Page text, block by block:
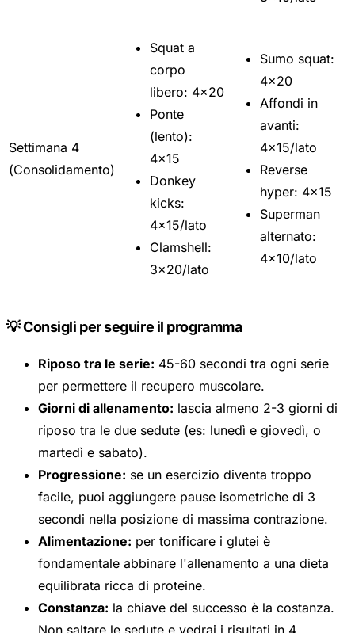
Settimana 4
(Consolidamento)
Squat a
corpo
libero: 4x20
Ponte
(lento):
4x15
Donkey
kicks:
4x15/lato
Clamshell:
3x20/lato
Sumo squat:
4x20
Affondi in
avanti:
4x15/lato
Reverse
hyper: 4x15
Superman
alternato:
4x10/lato
💡 Consigli per seguire il programma
Riposo tra le serie: 45-60 secondi tra ogni serie
per permettere il recupero muscolare.
Giorni di allenamento: lascia almeno 2-3 giorni di
riposo tra le due sedute (es: lunedì e giovedì, o
martedì e sabato).
Progressione: se un esercizio diventa troppo
facile, puoi aggiungere pause isometriche di 3
secondi nella posizione di massima contrazione.
Alimentazione: per tonificare i glutei è
fondamentale abbinare l'allenamento a una dieta
equilibrata ricca di proteine.
Constanza: la chiave del successo è la costanza.
Non saltare le sedute e vedrai i risultati in 4